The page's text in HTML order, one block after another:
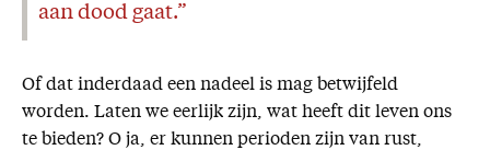
aan dood gaat.”
Of dat inderdaad een nadeel is mag betwijfeld
worden. Laten we eerlijk zijn, wat heeft dit leven ons
te bieden? O ja, er kunnen perioden zijn van rust,